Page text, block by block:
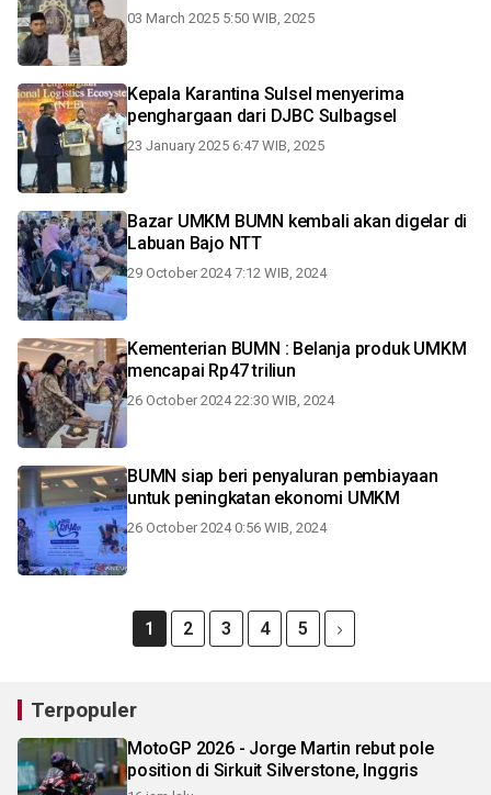
03 March 2025 5:50 WIB, 2025
Kepala Karantina Sulsel menyerima
penghargaan dari DJBC Sulbagsel
23 January 2025 6:47 WIB, 2025
Bazar UMKM BUMN kembali akan digelar di
Labuan Bajo NTT
29 October 2024 7:12 WIB, 2024
Kementerian BUMN : Belanja produk UMKM
mencapai Rp47 triliun
26 October 2024 22:30 WIB, 2024
BUMN siap beri penyaluran pembiayaan
untuk peningkatan ekonomi UMKM
26 October 2024 0:56 WIB, 2024
1 2 3 4 5
Terpopuler
MotoGP 2026 - Jorge Martin rebut pole
position di Sirkuit Silverstone, Inggris